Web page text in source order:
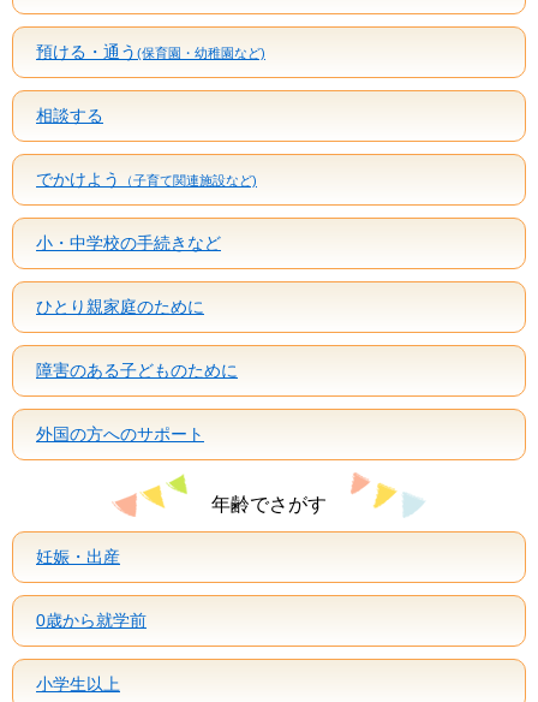
預ける・通う (保育園・幼稚園など)
相談する
でかけよう （子育て関連施設など)
小・中学校の手続きなど
ひとり親家庭のために
障害のある子どものために
外国の方へのサポート
年齢でさがす
妊娠・出産
0歳から就学前
小学生以上